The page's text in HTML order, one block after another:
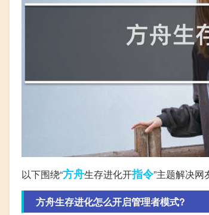
以下围绕“方舟生存进化开指令”主题解决网
方舟生存进化怎么开启管理者模式?